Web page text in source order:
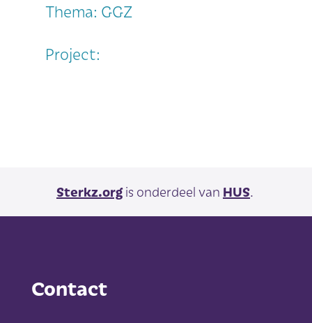
Thema: GGZ
Project:
Sterkz.orgis onderdeel van HUS.
Contact